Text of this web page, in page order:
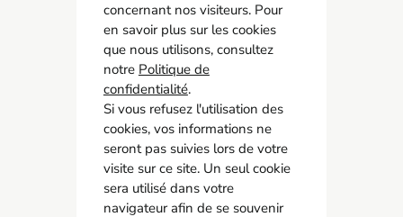
AMCO BTP
05 55 11 21 00
6 Allée Duke Ellington
87067 Limoges
Accès rapide
Contact
Recrutement
Adhérer
concernant nos visiteurs. Pour
en savoir plus sur les cookies
que nous utilisons, consultez
notre Politique de
confidentialité.
Si vous refusez l'utilisation des
cookies, vos informations ne
seront pas suivies lors de votre
visite sur ce site. Un seul cookie
sera utilisé dans votre
navigateur afin de se souvenir